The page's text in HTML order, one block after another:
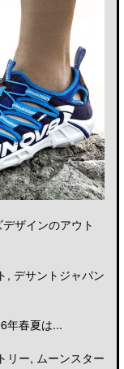
ザインのアウト
,デサントジャパン
年春夏は...
リー, ムーンスター